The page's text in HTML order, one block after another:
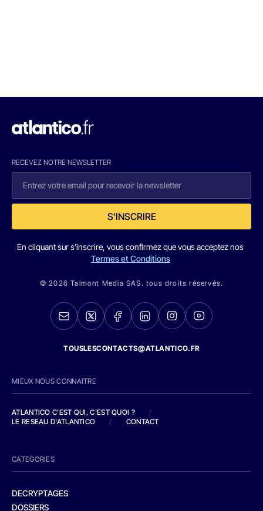
RECEVEZ NOTRE NEWSLETTER
S'INSCRIRE
En cliquant sur s'inscrire, vous confirmez que vous acceptez nos
Termes et Conditions
© 2026 Talmont Media SAS. tous droits réservés.
TOUSLESCONTACTS@ATLANTICO.FR
MIEUX NOUS CONNAITRE
ATLANTICO C'EST QUI, C'EST QUOI ?
/
LE RESEAU D'ATLANTICO
/ CONTACT
CATEGORIES
DECRYPTAGES
DOSSIERS